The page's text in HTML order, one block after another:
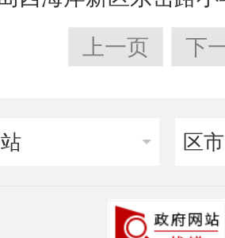
上一页 下
区